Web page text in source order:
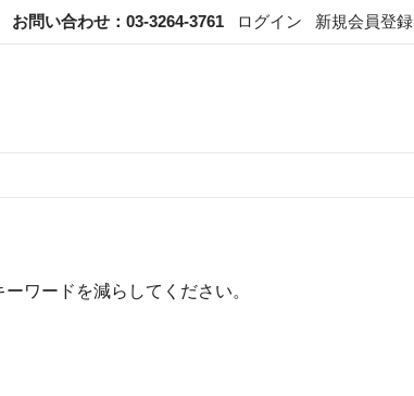
お問い合わせ：03-3264-3761 ログイン 新規会員登録
ワードを減らしてください。